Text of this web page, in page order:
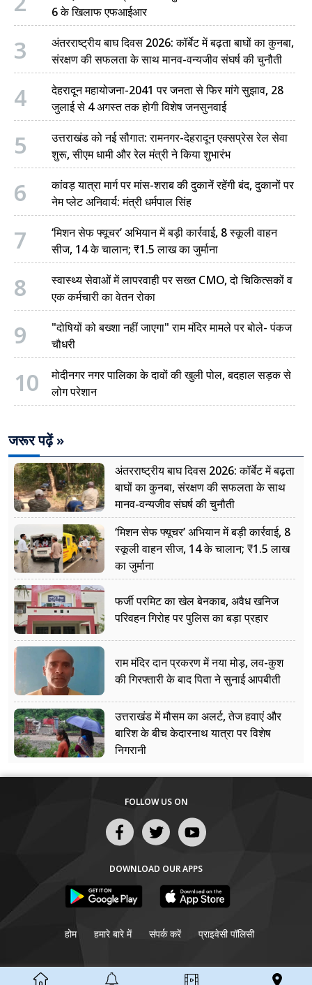
6 के खिलाफ एफआईआर
3
अंतरराष्ट्रीय बाघ दिवस 2026: कॉर्बेट में बढ़ता बाघों का कुनबा,
संरक्षण की सफलता के साथ मानव-वन्यजीव संघर्ष की चुनौती
4
देहरादून महायोजना-2041 पर जनता से फिर मांगे सुझाव, 28
जुलाई से 4 अगस्त तक होगी विशेष जनसुनवाई
5
उत्तराखंड को नई सौगात: रामनगर-देहरादून एक्सप्रेस रेल सेवा
शुरू, सीएम धामी और रेल मंत्री ने किया शुभारंभ
6
कांवड़ यात्रा मार्ग पर मांस-शराब की दुकानें रहेंगी बंद, दुकानों पर
नेम प्लेट अनिवार्य: मंत्री धर्मपाल सिंह
7
‘मिशन सेफ फ्यूचर’ अभियान में बड़ी कार्रवाई, 8 स्कूली वाहन
सीज, 14 के चालान; ₹1.5 लाख का जुर्माना
8
स्वास्थ्य सेवाओं में लापरवाही पर सख्त CMO, दो चिकित्सकों व
एक कर्मचारी का वेतन रोका
9
"दोषियों को बख्शा नहीं जाएगा" राम मंदिर मामले पर बोले- पंकज
चौधरी
10
मोदीनगर नगर पालिका के दावों की खुली पोल, बदहाल सड़क से
लोग परेशान
जरूर पढ़ें »
अंतरराष्ट्रीय बाघ दिवस 2026: कॉर्बेट में बढ़ता
बाघों का कुनबा, संरक्षण की सफलता के साथ
मानव-वन्यजीव संघर्ष की चुनौती
‘मिशन सेफ फ्यूचर’ अभियान में बड़ी कार्रवाई, 8
स्कूली वाहन सीज, 14 के चालान; ₹1.5 लाख
का जुर्माना
फर्जी परमिट का खेल बेनकाब, अवैध खनिज
परिवहन गिरोह पर पुलिस का बड़ा प्रहार
राम मंदिर दान प्रकरण में नया मोड़, लव-कुश
की गिरफ्तारी के बाद पिता ने सुनाई आपबीती
उत्तराखंड में मौसम का अलर्ट, तेज हवाएं और
बारिश के बीच केदारनाथ यात्रा पर विशेष
निगरानी
FOLLOW US ON
DOWNLOAD OUR APPS
होम हमारे बारे में संपर्क करें प्राइवेसी पॉलिसी